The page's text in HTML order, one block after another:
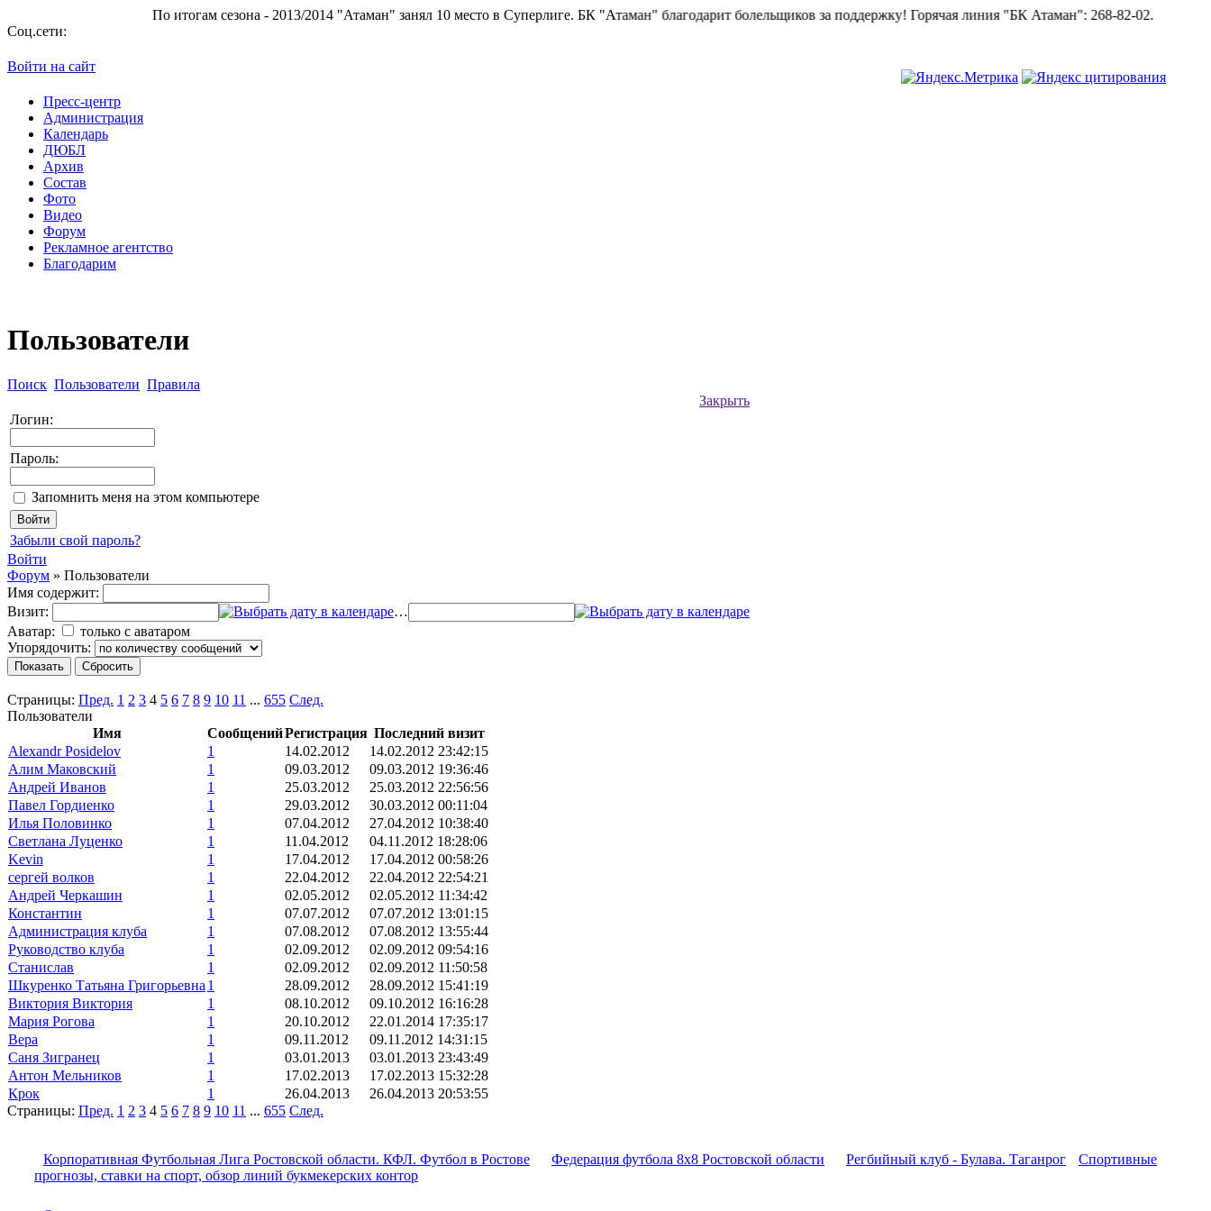
По итогам сезона - 2013/2014 "Атаман" занял 10 место в Суперлиге.БК "Атаман" благодарит болельщиков за поддержку!Горячая линия "БК Атаман":268-82-02.
Соц.сети:
Войти на сайт
Пресс-центр
Администрация
Календарь
ДЮБЛ
Архив
Состав
Фото
Видео
Форум
Рекламное агентство
Благодарим
Пользователи
Поиск Пользователи Правила
Закрыть
Логин:
Пароль:
Запомнить меня на этом компьютере
Забыли свой пароль?
Войти
Форум » Пользователи
Имя содержит:
Визит:
…
Аватар:
только с аватаром
Упорядочить:
Страницы: Пред. 1 2 3 4 5 6 7 8 9 10 11 ... 655 След.
Пользователи
Имя
СообщенийРегистрация Последний визит
Alexandr Posidelov
1 14.02.2012
14.02.2012 23:42:15
Алим Маковский
1 09.03.2012
09.03.2012 19:36:46
Андрей Иванов
1 25.03.2012
25.03.2012 22:56:56
Павел Гордиенко
1 29.03.2012
30.03.2012 00:11:04
Илья Половинко
1 07.04.2012
27.04.2012 10:38:40
Светлана Луценко
1 11.04.2012
04.11.2012 18:28:06
Kevin
1 17.04.2012
17.04.2012 00:58:26
сергей волков
1 22.04.2012
22.04.2012 22:54:21
Андрей Черкашин
1 02.05.2012
02.05.2012 11:34:42
Константин
1 07.07.2012
07.07.2012 13:01:15
Администрация клуба
1 07.08.2012
07.08.2012 13:55:44
Руководство клуба
1 02.09.2012
02.09.2012 09:54:16
Станислав
1 02.09.2012
02.09.2012 11:50:58
Шкуренко Татьяна Григорьевна 1 28.09.2012
28.09.2012 15:41:19
Виктория Виктория
1 08.10.2012
09.10.2012 16:16:28
Мария Рогова
1 20.10.2012
22.01.2014 17:35:17
Вера
1 09.11.2012
09.11.2012 14:31:15
Саня Зигранец
1 03.01.2013
03.01.2013 23:43:49
Антон Мельников
1 17.02.2013
17.02.2013 15:32:28
Крок
1 26.04.2013
26.04.2013 20:53:55
Страницы: Пред. 1 2 3 4 5 6 7 8 9 10 11 ... 655 След.
Корпоративная Футбольная Лига Ростовской области. КФЛ. Футбол в Ростове Федерация футбола 8x8 Ростовской области Регбийный клуб - Булава. Таганрог
Спортивные
прогнозы, ставки на спорт, обзор линий букмекерских контор